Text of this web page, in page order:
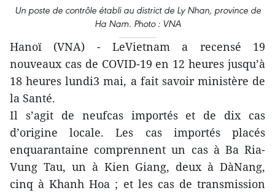
Un poste de contrôle établi au district de Ly Nhan, province de
Ha Nam. Photo : VNA
Hanoï (VNA) - LeVietnam a recensé 19
nouveaux cas de COVID-19 en 12 heures jusqu’à
18 heures lundi3 mai, a fait savoir ministère de
la Santé.
Il s’agit de neufcas importés et de dix cas
d’origine locale. Les cas importés placés
enquarantaine comprennent un cas à Ba Ria-
Vung Tau, un à Kien Giang, deux à DàNang,
cinq à Khanh Hoa ; et les cas de transmission